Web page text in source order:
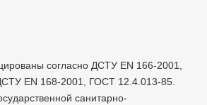
согласно ДСТУ EN 166-2001,
EN 168-2001, ГОСТ 12.4.013-85.
санитарно-